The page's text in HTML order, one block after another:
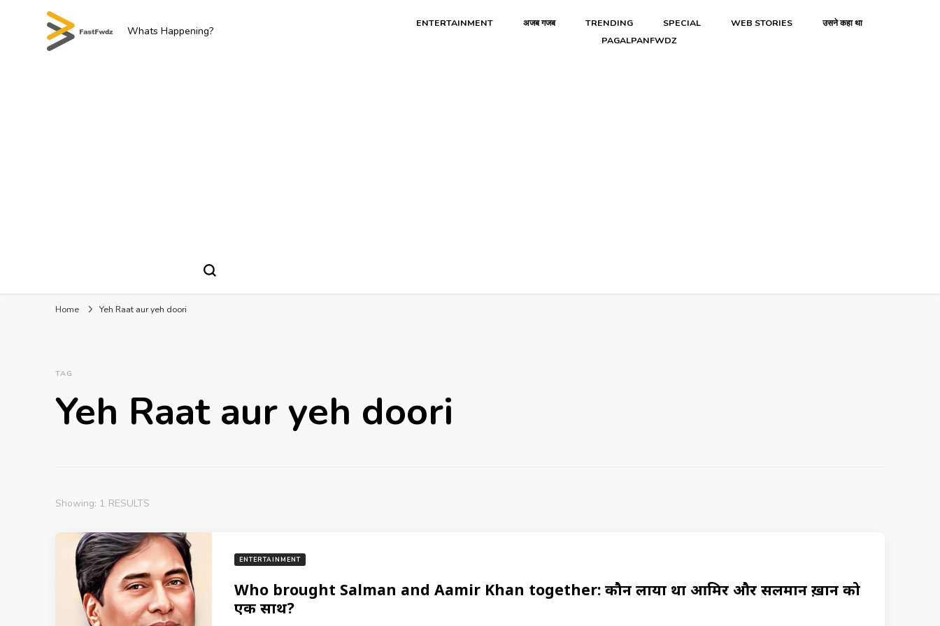
Whats Happening?
ENTERTAINMENT अजब गजब TRENDING SPECIAL WEB STORIES
उसने कहा था
PAGALPANFWDZ
Home Yeh Raat aur yeh doori
TAG
Yeh Raat aur yeh doori
Showing: 1 RESULTS
ENTERTAINMENT
Who brought Salman and Aamir Khan together: कौन लाया था आमिर और सलमान ख़ान को
एक साथ?